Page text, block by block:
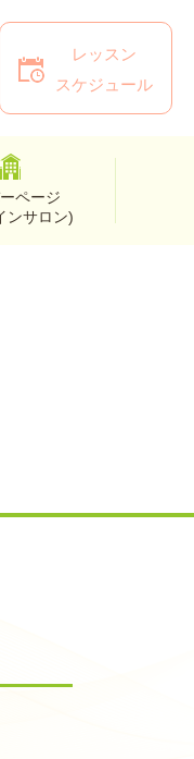
レッスン
スケジュール
ページ
ンサロン)